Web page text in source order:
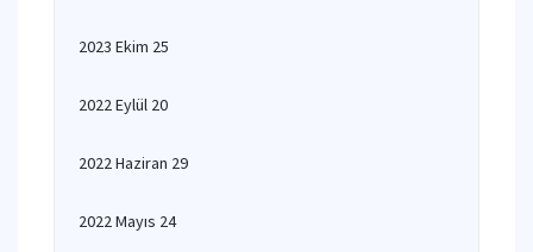
2023 Ekim 25
2022 Eylül 20
2022 Haziran 29
2022 Mayıs 24